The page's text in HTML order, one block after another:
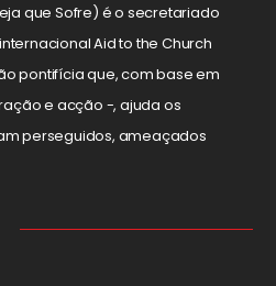
que Sofre) é o secretariado
Aid to the Church
pontifícia que, com base em
e acção -, ajuda os
perseguidos, ameaçados